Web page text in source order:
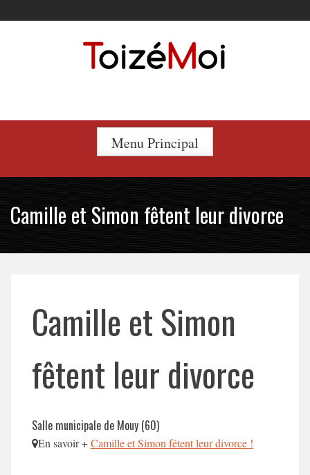
to
Menu Principal
Camille et Simon fêtent leur divorce
Camille et Simon
fêtent leur divorce
Salle municipale de Mouy (60)
En savoir +Camille et Simon fêtent leur divorce !